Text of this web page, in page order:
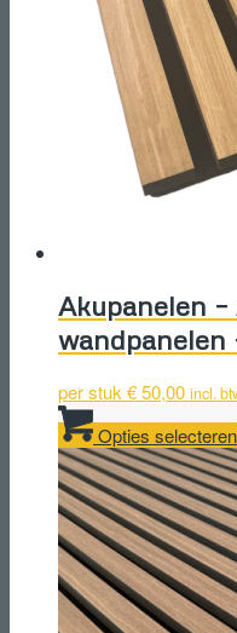
Akupanelen –
wandpanelen
per stuk €50,00 incl.
Opties selecteren